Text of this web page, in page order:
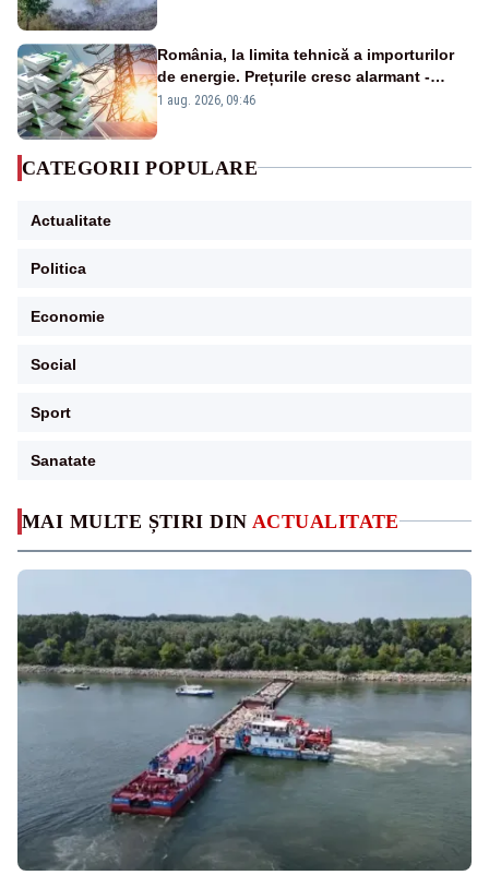
MAI MULTE ȘTIRI DIN ACTUALITATE
România, la limita tehnică a importurilor
de energie. Prețurile cresc alarmant -
Analiză Realitatea Plus
1 aug. 2026, 09:46
CATEGORII POPULARE
Actualitate
Politica
Economie
Social
Sport
Sanatate